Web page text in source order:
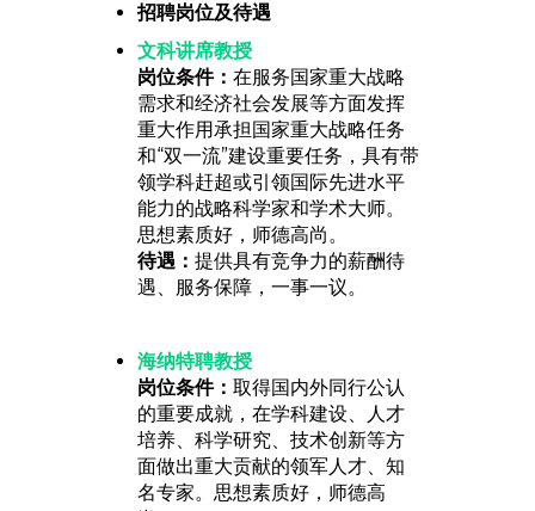
招聘岗位及待遇
文科讲席教授
岗位条件： 在服务国家重大战略
需求和经济社会发展等方面发挥
重大作用承担国家重大战略任务
和“双一流”建设重要任务，具有带
领学科赶超或引领国际先进水平
能力的战略科学家和学术大师。
思想素质好，师德高尚。
待遇： 提供具有竞争力的薪酬待
遇、服务保障，一事一议。
海纳特聘教授
岗位条件： 取得国内外同行公认
的重要成就，在学科建设、人才
培养、科学研究、技术创新等方
面做出重大贡献的领军人才、知
名专家。思想素质好，师德高